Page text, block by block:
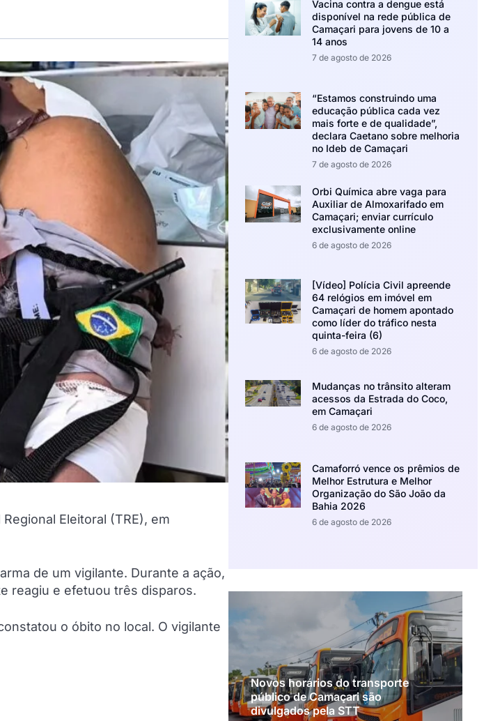
Eleitoral (TRE), em
de um vigilante. Durante a ação,
reagiu e efetuou três disparos.
o óbito no local. O vigilante
Vacina contra a dengue está
disponível na rede pública de
Camaçari para jovens de 10 a
14 anos
7 de agosto de 2026
“Estamos construindo uma
educação pública cada vez
mais forte e de qualidade”,
declara Caetano sobre melhoria
no Ideb de Camaçari
7 de agosto de 2026
Orbi Química abre vaga para
Auxiliar de Almoxarifado em
Camaçari; enviar currículo
exclusivamente online
6 de agosto de 2026
[Vídeo] Polícia Civil apreende
64 relógios em imóvel em
Camaçari de homem apontado
como líder do tráfico nesta
quinta-feira (6)
6 de agosto de 2026
Mudanças no trânsito alteram
acessos da Estrada do Coco,
em Camaçari
6 de agosto de 2026
Camaforró vence os prêmios de
Melhor Estrutura e Melhor
Organização do São João da
Bahia 2026
6 de agosto de 2026
Novos horários do transporte
público de Camaçari são
divulgados pela STT